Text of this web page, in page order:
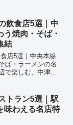
飲食店5選｜中
焼肉・そば・
結
店5選｜中央本線
ば・ラーメンの名
で楽しむ、中津川
な環境と宿場町の
。...
トラン5選｜駅
味わえる名店特